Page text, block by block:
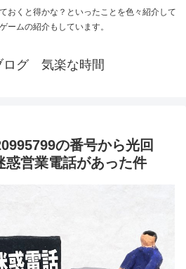
おくと得かな？といったことを色々紹介して
ームの紹介もしています。
ログ 気楽な時間
の番号から光回
惑営業電話があった件